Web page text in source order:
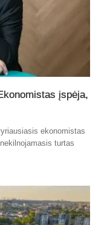
įspėja,
ekonomistas
turtas